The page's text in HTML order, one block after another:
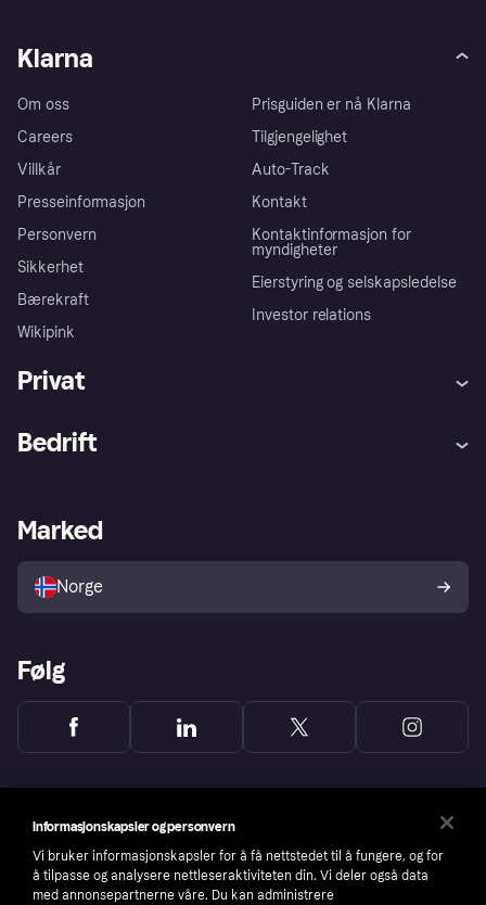
Klarna
Om oss
Careers
Villkår
Presseinformasjon
Personvern
Sikkerhet
Bærekraft
Wikipink
Prisguiden er nå Klarna
Tilgjengelighet
Auto-Track
Kontakt
Kontaktinformasjon for
myndigheter
Eierstyring og selskapsledelse
Investor relations
Privat
Utforsk butikker
Bedrift
Merchant portal
Marked
Norge
Følg
Informasjonskapsler og personvern
Vi bruker informasjonskapsler for å få nettstedet til å fungere, og for
å tilpasse og analysere nettleseraktiviteten din. Vi deler også data
med annonsepartnerne våre. Du kan administrere